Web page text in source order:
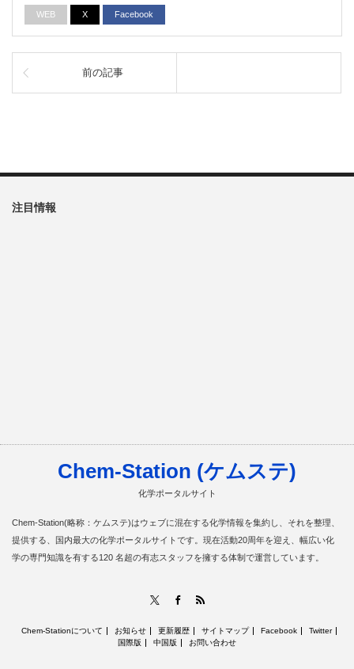
WEB X Facebook
前の記事
注目情報
Chem-Station (ケムステ)
化学ポータルサイト
Chem-Station(略称：ケムステ)はウェブに混在する化学情報を集約し、それを整理、
提供する、国内最大の化学ポータルサイトです。現在活動20周年を迎え、幅広い化
学の専門知識を有する120 名超の有志スタッフを擁する体制で運営しています。
Facebook
Chem-Stationについて お知らせ 更新履歴 サイトマップ Facebook
Twitter
国際版
中国版 お問い合わせ